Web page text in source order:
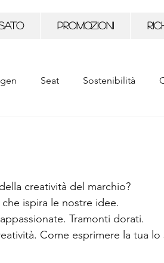
PROMOZIONI
Seat Sostenibilità
creatività del marchio?
ispira le nostre idee.
Tramonti dorati.
Come esprimere la tua lo